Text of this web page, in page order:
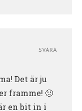
Det är ju
framme! 🙂
en bit in i
SVARA